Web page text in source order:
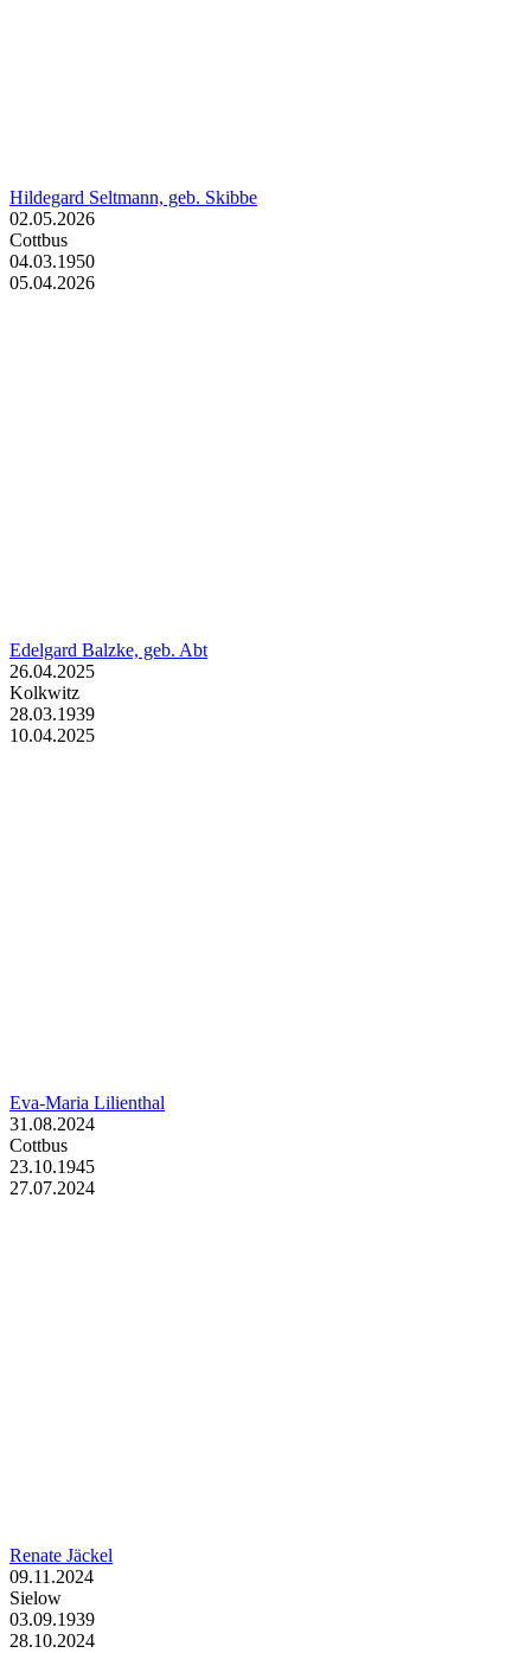
Hildegard Seltmann, geb. Skibbe
02.05.2026
Cottbus
04.03.1950
05.04.2026
Edelgard Balzke, geb. Abt
26.04.2025
Kolkwitz
28.03.1939
10.04.2025
Eva-Maria Lilienthal
31.08.2024
Cottbus
23.10.1945
27.07.2024
Renate Jäckel
09.11.2024
Sielow
03.09.1939
28.10.2024